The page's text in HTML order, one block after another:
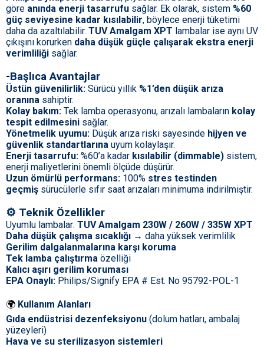
göre anında enerji tasarrufu sağlar. Ek olarak, sistem %60
güç seviyesine kadar kısılabilir, böylece enerji tüketimi
daha da azaltılabilir. TUV Amalgam XPT lambalar ise aynı UV
çıkışını korurken daha düşük güçle çalışarak ekstra enerji
verimliliği sağlar.
-Başlıca Avantajlar
Üstün güvenilirlik: Sürücü yıllık %1’den düşük arıza
oranına sahiptir.
Kolay bakım: Tek lamba operasyonu, arızalı lambaların kolay
tespit edilmesini sağlar.
Yönetmelik uyumu: Düşük arıza riski sayesinde hijyen ve
güvenlik standartlarına uyum kolaylaşır.
Enerji tasarrufu: %60’a kadar kısılabilir (dimmable) sistem,
enerji maliyetlerini önemli ölçüde düşürür.
Uzun ömürlü performans: 100% stres testinden
geçmiş sürücülerle sıfır saat arızaları minimuma indirilmiştir.
⚙️ Teknik Özellikler
Uyumlu lambalar: TUV Amalgam 230W / 260W / 335W XPT
Daha düşük çalışma sıcaklığı → daha yüksek verimlilik
Gerilim dalgalanmalarına karşı koruma
Tek lamba çalıştırma özelliği
Kalıcı aşırı gerilim koruması
EPA Onaylı: Philips/Signify EPA # Est. No 95792-POL-1
🌍 Kullanım Alanları
Gıda endüstrisi dezenfeksiyonu (dolum hatları, ambalaj
yüzeyleri)
Hava ve su sterilizasyon sistemleri